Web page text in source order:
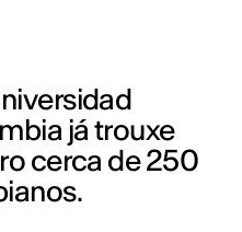
já trouxe
cerca de 250